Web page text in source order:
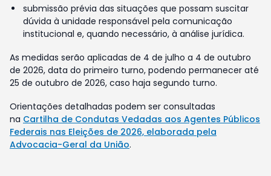
submissão prévia das situações que possam suscitar
dúvida à unidade responsável pela comunicação
institucional e, quando necessário, à análise jurídica.
As medidas serão aplicadas de 4 de julho a 4 de outubro
de 2026, data do primeiro turno, podendo permanecer até
25 de outubro de 2026, caso haja segundo turno.
Orientações detalhadas podem ser consultadas
na Cartilha de Condutas Vedadas aos Agentes Públicos
Federais nas Eleições de 2026, elaborada pela
Advocacia-Geral da União.